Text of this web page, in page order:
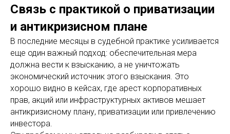
Связь с практикой о приватизации
и антикризисном плане
В последние месяцы в судебной практике усиливается
еще один важный подход: обеспечительная мера
должна вести к взысканию, а не уничтожать
экономический источник этого взыскания. Это
хорошо видно в кейсах, где арест корпоративных
прав, акций или инфраструктурных активов мешает
антикризисному плану, приватизации или привлечению
инвестора.